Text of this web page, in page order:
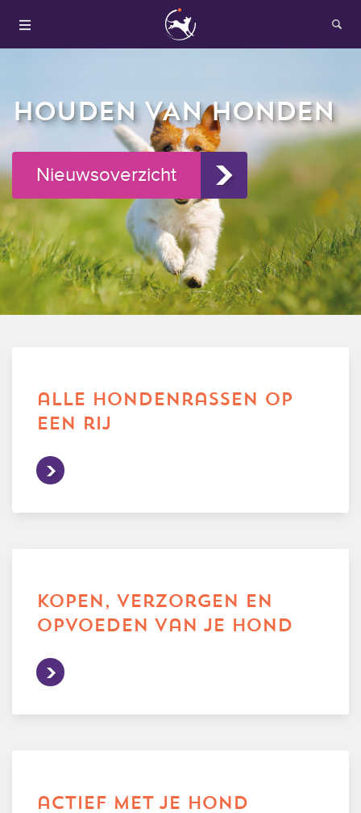
Houden van honden
Fokken met je hond
Onze websites
Over ons
Contact & support
Veelgestelde vragen
HOUDEN VAN HONDEN
Nieuwsoverzicht
alle hondenrassen op
een rij
kopen, verzorgen en
opvoeden van je hond
actief met je hond